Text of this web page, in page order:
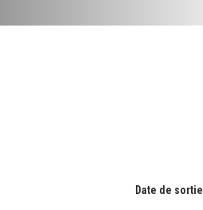
Date de sortie